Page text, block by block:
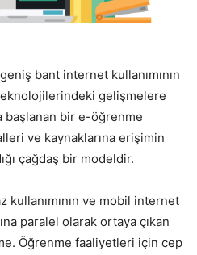
bant internet kullanımının
gelişmelere
başlanan bir e-öğrenme
ve kaynaklarına erişimin
çağdaş bir modeldir.
kullanımının ve mobil internet
paralel olarak ortaya çıkan
Öğrenme faaliyetleri için cep